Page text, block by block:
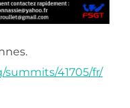
41705/fr/